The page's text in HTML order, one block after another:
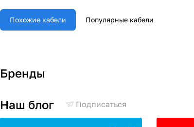
Похожие кабели Популярные кабели
Бренды
Наш блог Подписаться